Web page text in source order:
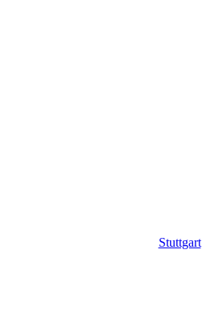
Stuttgart